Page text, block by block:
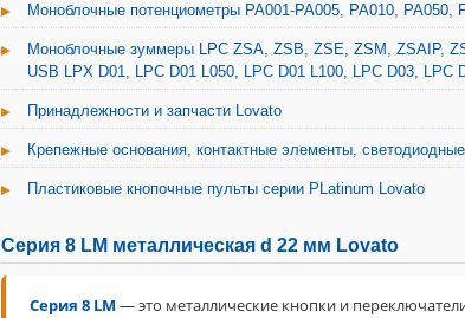
Моноблочные потенциометры PA001-PA005, PA010, PA050,
Моноблочные зуммеры LPC ZSA, ZSB, ZSE, ZSM, ZSAIP,
USB LPX D01, LPC D01 L050, LPC D01 L100, LPC D03, LPC
Принадлежности и запчасти Lovato
Крепежные основания, контактные элементы,
Пластиковые кнопочные пульты серии PLatinum Lovato
Серия 8 LM металлическая d 22 мм Lovato
Серия 8 LM— это металлические кнопки и